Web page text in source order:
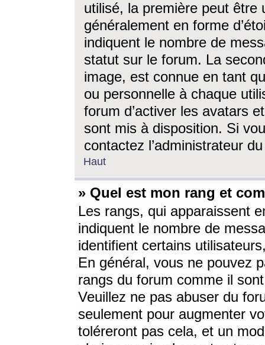
utilisé, la première peut être
généralement en forme
indiquent le nombre de
statut sur le forum. La
image, est connue en tant
ou personnelle à chaque
forum d’activer les avatars
sont mis à disposition. Si
contactez l’administrateur
Haut
» Quel est mon rang et
Les rangs, qui apparaissent
indiquent le nombre de
identifient certains
En général, vous ne pouvez
rangs du forum comme il
Veuillez ne pas abuser du
seulement pour augmenter
toléreront pas cela, et un